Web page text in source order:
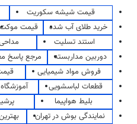
قیمت شیشه سکوریت
خرید طلای آب شده
قیمت موکت
استند تسلیت
دوربین مداربسته
مرجع پاسخ
فروش مواد شیمیایی
قطعات لباسشویی
بلیط هواپیما
نمایندگی بوش در تهران